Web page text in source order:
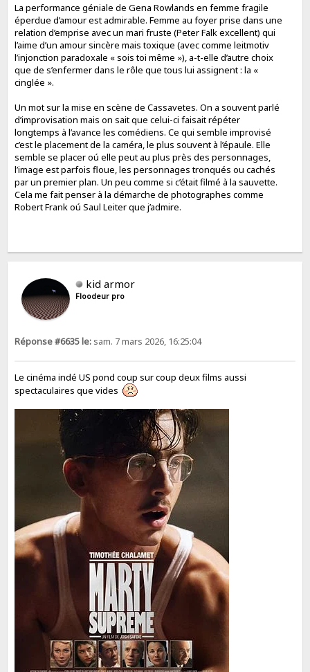
La performance géniale de Gena Rowlands en femme fragile
éperdue d’amour est admirable. Femme au foyer prise dans une
relation d’emprise avec un mari fruste (Peter Falk excellent) qui
l’aime d’un amour sincère mais toxique (avec comme leitmotiv
l’injonction paradoxale « sois toi même »), a-t-elle d’autre choix
que de s’enfermer dans le rôle que tous lui assignent : la «
cinglée ».
Un mot sur la mise en scène de Cassavetes. On a souvent parlé
d’improvisation mais on sait que celui-ci faisait répéter
longtemps à l’avance les comédiens. Ce qui semble improvisé
c’est le placement de la caméra, le plus souvent à l’épaule. Elle
semble se placer oú elle peut au plus près des personnages,
l’image est parfois floue, les personnages tronqués ou cachés
par un premier plan. Un peu comme si c’était filmé à la sauvette.
Cela me fait penser à la démarche de photographes comme
Robert Frank oú Saul Leiter que j’admire.
kid armor
Floodeur pro
Réponse #6635 le: sam. 7 mars 2026, 16:25:04
Le cinéma indé US pond coup sur coup deux films aussi
spectaculaires que vides